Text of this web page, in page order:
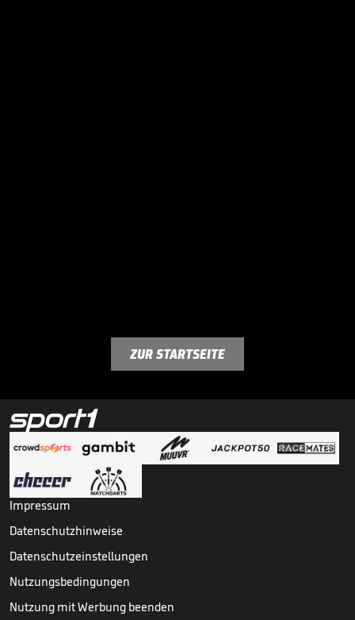
ZUR STARTSEITE
Impressum
Datenschutzhinweise
Datenschutzeinstellungen
Nutzungsbedingungen
Nutzung mit Werbung beenden